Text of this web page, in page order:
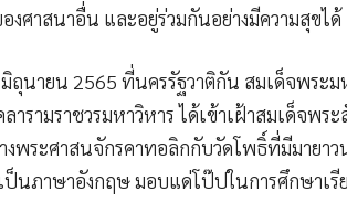
งศาสนาอื่น และอยู่ร่วมกันอย่างมีความสุขได้
ถุนายน 2565 ที่นครรัฐวาติกัน สมเด็จพระม
ารามราชวรมหาวิหาร ได้เข้าเฝ้าสมเด็จ
พระศาสนจักรคาทอลิกกับวัดโพธิ์ที่มีมายา
นภาษาอังกฤษ มอบแด่โป๊ปในการศึกษาเรี